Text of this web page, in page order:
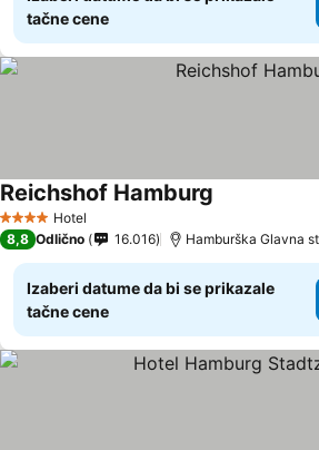
tačne cene
4 ZvezdiceHotel
Reichshof Hamburg
8,8 Odlično 16.016 Hamburška Glavna
Izaberi datume da bi se prikazale
tačne cene